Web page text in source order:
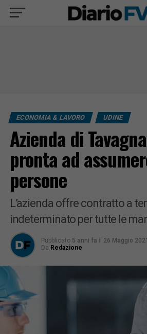
ECONOMIA & LAVORO UDINE
Azienda di
pronta ad
persone
L’azienda offre contratto a
indeterminato per tutte le
Pubblicato 5 anni fa il 26 Maggio 2021
Da Redazione